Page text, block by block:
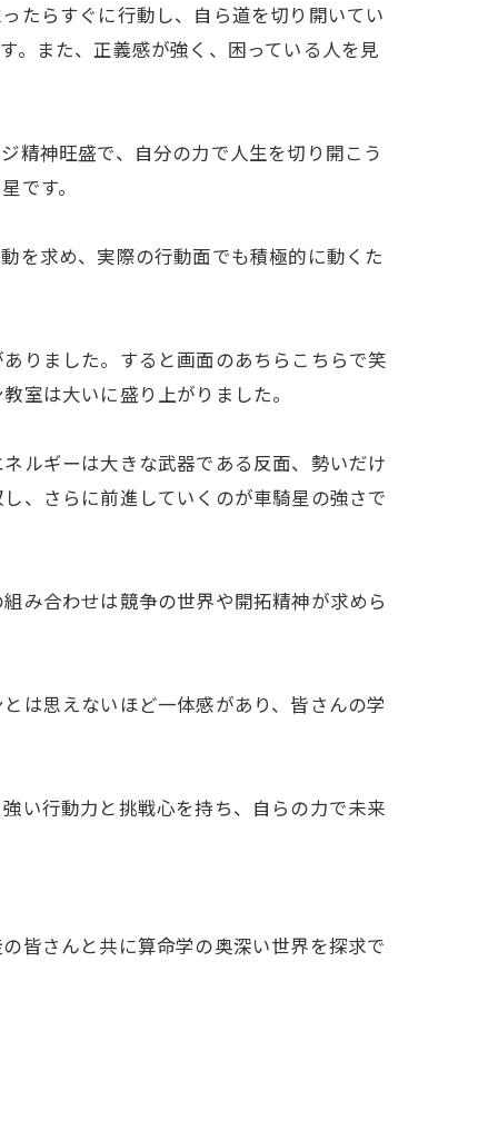
たらすぐに行動し、自ら道を切り開いてい
。また、正義感が強く、困っている人を見
精神旺盛で、自分の力で人生を切り開こう
です。
を求め、実際の行動面でも積極的に動くた
りました。すると画面のあちらこちらで笑
室は大いに盛り上がりました。
ルギーは大きな武器である反面、勢いだけ
、さらに前進していくのが車騎星の強さで
み合わせは競争の世界や開拓精神が求めら
は思えないほど一体感があり、皆さんの学
い行動力と挑戦心を持ち、自らの力で未来
皆さんと共に算命学の奥深い世界を探求で